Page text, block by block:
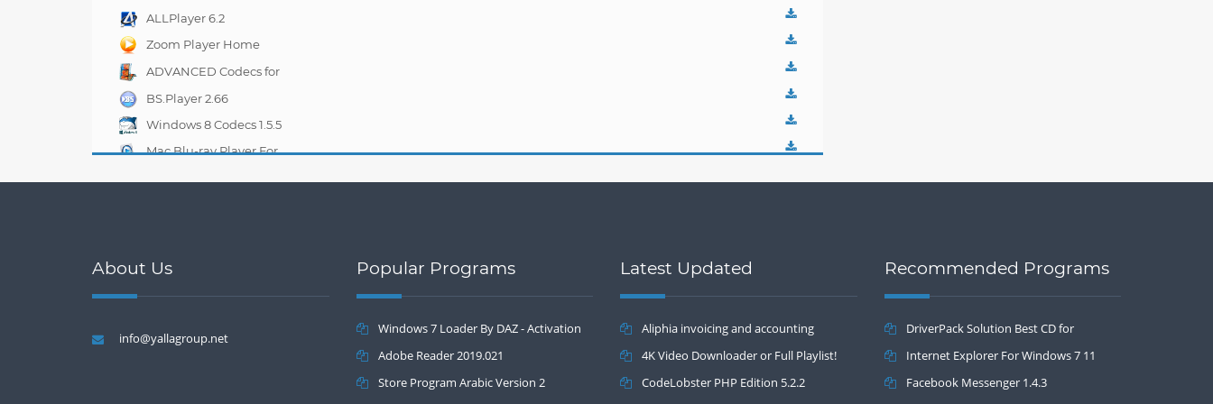
ALLPlayer 6.2
Zoom Player Home
ADVANCED Codecs for
Windows 7 and 8 7.4.1
BS.Player 2.66
Windows 8 Codecs 1.5.5
Mac Blu-ray Player For
About Us
info@yallagroup.net
Popular Programs
Windows 7 Loader By DAZ - Activation
Batch 2.2.2
Adobe Reader 2019.021
Store Program Arabic Version 2
Latest Updated
Aliphia invoicing and accounting
management 1.0.1
4K Video Downloader or Full Playlist!
3.4.5.1525
CodeLobster PHP Edition 5.2.2
Recommended Programs
DriverPack Solution Best CD for
automatically installing Computer Drivers
17.7
Internet Explorer For Windows 7 11
Facebook Messenger 1.4.3